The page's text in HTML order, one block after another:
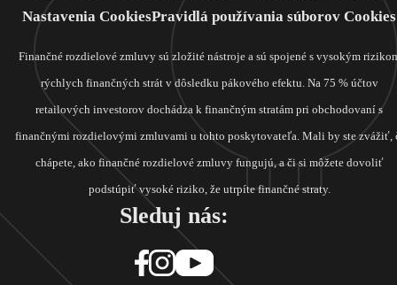
Nastavenia CookiesPravidlá používania súborov Cookies
Finančné rozdielové zmluvy sú zložité nástroje a sú spojené s vysokým
rýchlych finančných strát v dôsledku pákového efektu. Na 75 % účtov
retailových investorov dochádza k finančným stratám pri obchodovaní s
finančnými rozdielovými zmluvami u tohto poskytovateľa. Mali by ste zvážiť,
chápete, ako finančné rozdielové zmluvy fungujú, a či si môžete dovoliť
podstúpiť vysoké riziko, že utrpíte finančné straty.
Sleduj nás: